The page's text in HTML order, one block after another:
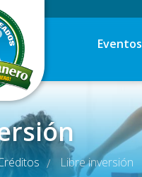
Eventos
/ Libre inversión